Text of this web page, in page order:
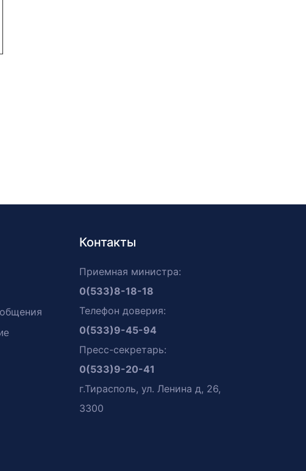
Контакты
Приемная министра:
0(533)8-18-18
Телефон доверия:
0(533)9-45-94
Пресс-секретарь:
0(533)9-20-41
г.Тирасполь, ул. Ленина д, 26,
3300